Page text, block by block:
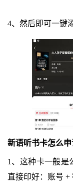
4、然后即可一键
新语听书卡怎么
1、这种卡一般是
直接印好：账号 +